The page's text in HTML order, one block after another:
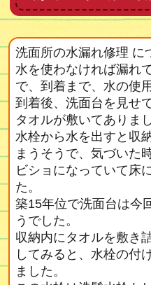
洗面所の水漏れ修理 に
水を使わなければ漏れ
で、到着まで、水の使
到着後、洗面台を見せ
タオルが敷いてありま
水栓から水を出すと収
まうそうで、気づいた
ビショになっていて床
た。
築15年位で洗面台は今
うでした。
収納内にタオルを敷き
してみると、水栓の付
ました。